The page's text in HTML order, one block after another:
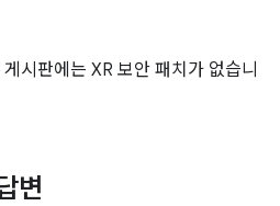
시판에는 XR 보안 패치가 없습니
변